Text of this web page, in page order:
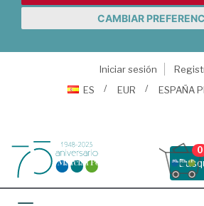
CAMBIAR
Iniciar sesión
ES
EUR ESPAÑA
0